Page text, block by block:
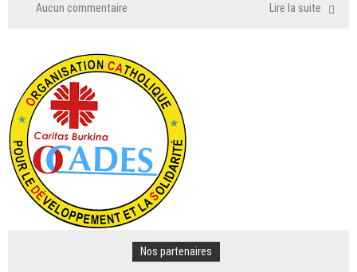
Aucun commentaire Lire la suite
Nos partenaires